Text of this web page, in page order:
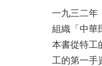
一九三二年
組織「中華
本書從特工
工的第一手